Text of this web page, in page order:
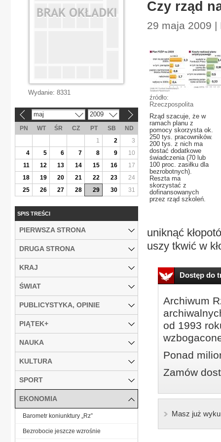
Czy rząd
29 maja 2009 |
źródło:
Rzeczpospolita
Rząd szacuje, że w
ramach planu z
pomocy skorzysta ok.
250 tys. pracowników.
200 tys. z nich ma
dostać dodatkowe
świadczenia (70 lub
100 proc. zasiłku dla
bezrobotnych).
Reszta ma
skorzystać z
dofinansowanych
przez rząd szkoleń.
uniknąć
uszy tkwić w
Dostęp do
Archiwum
od 1993
Ponad
Zamów
Masz już
Wydanie: 8331
maj 2009
PN WT ŚR CZ PT SB
ND
1
2
3
4
5 6 7 8 9
10
11
12 13 14 15 16
17
18
19 20 21 22 23
24
25
26 27 28 29 30 31
SPIS TREŚCI
PIERWSZA STRONA
DRUGA STRONA
KRAJ
ŚWIAT
PUBLICYSTYKA, OPINIE
PIĄTEK+
NAUKA
KULTURA
SPORT
EKONOMIA
Barometr koniunktury „Rz”
Bezrobocie jeszcze wzrośnie